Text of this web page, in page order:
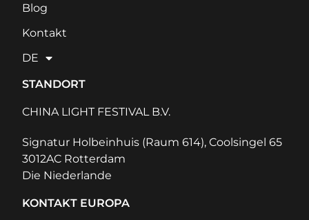
Blog
Kontakt
DE
STANDORT
CHINA LIGHT FESTIVAL B.V.
Signatur Holbeinhuis (Raum 614), Coolsingel 65
3012AC Rotterdam
Die Niederlande
KONTAKT EUROPA